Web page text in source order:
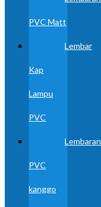
PVC Matt
Lembar
Kap
Lampu
PVC
Lembaran
PVC
kanggo